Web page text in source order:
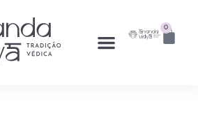
0